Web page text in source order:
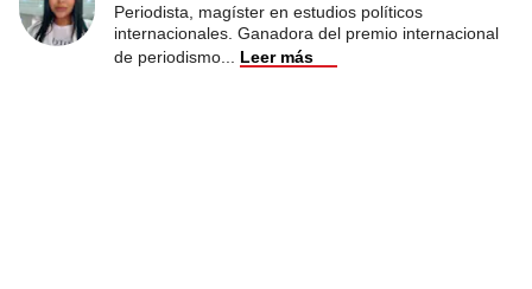
Periodista, magíster en estudios políticos
internacionales. Ganadora del premio internacional
de periodismo
Leer más